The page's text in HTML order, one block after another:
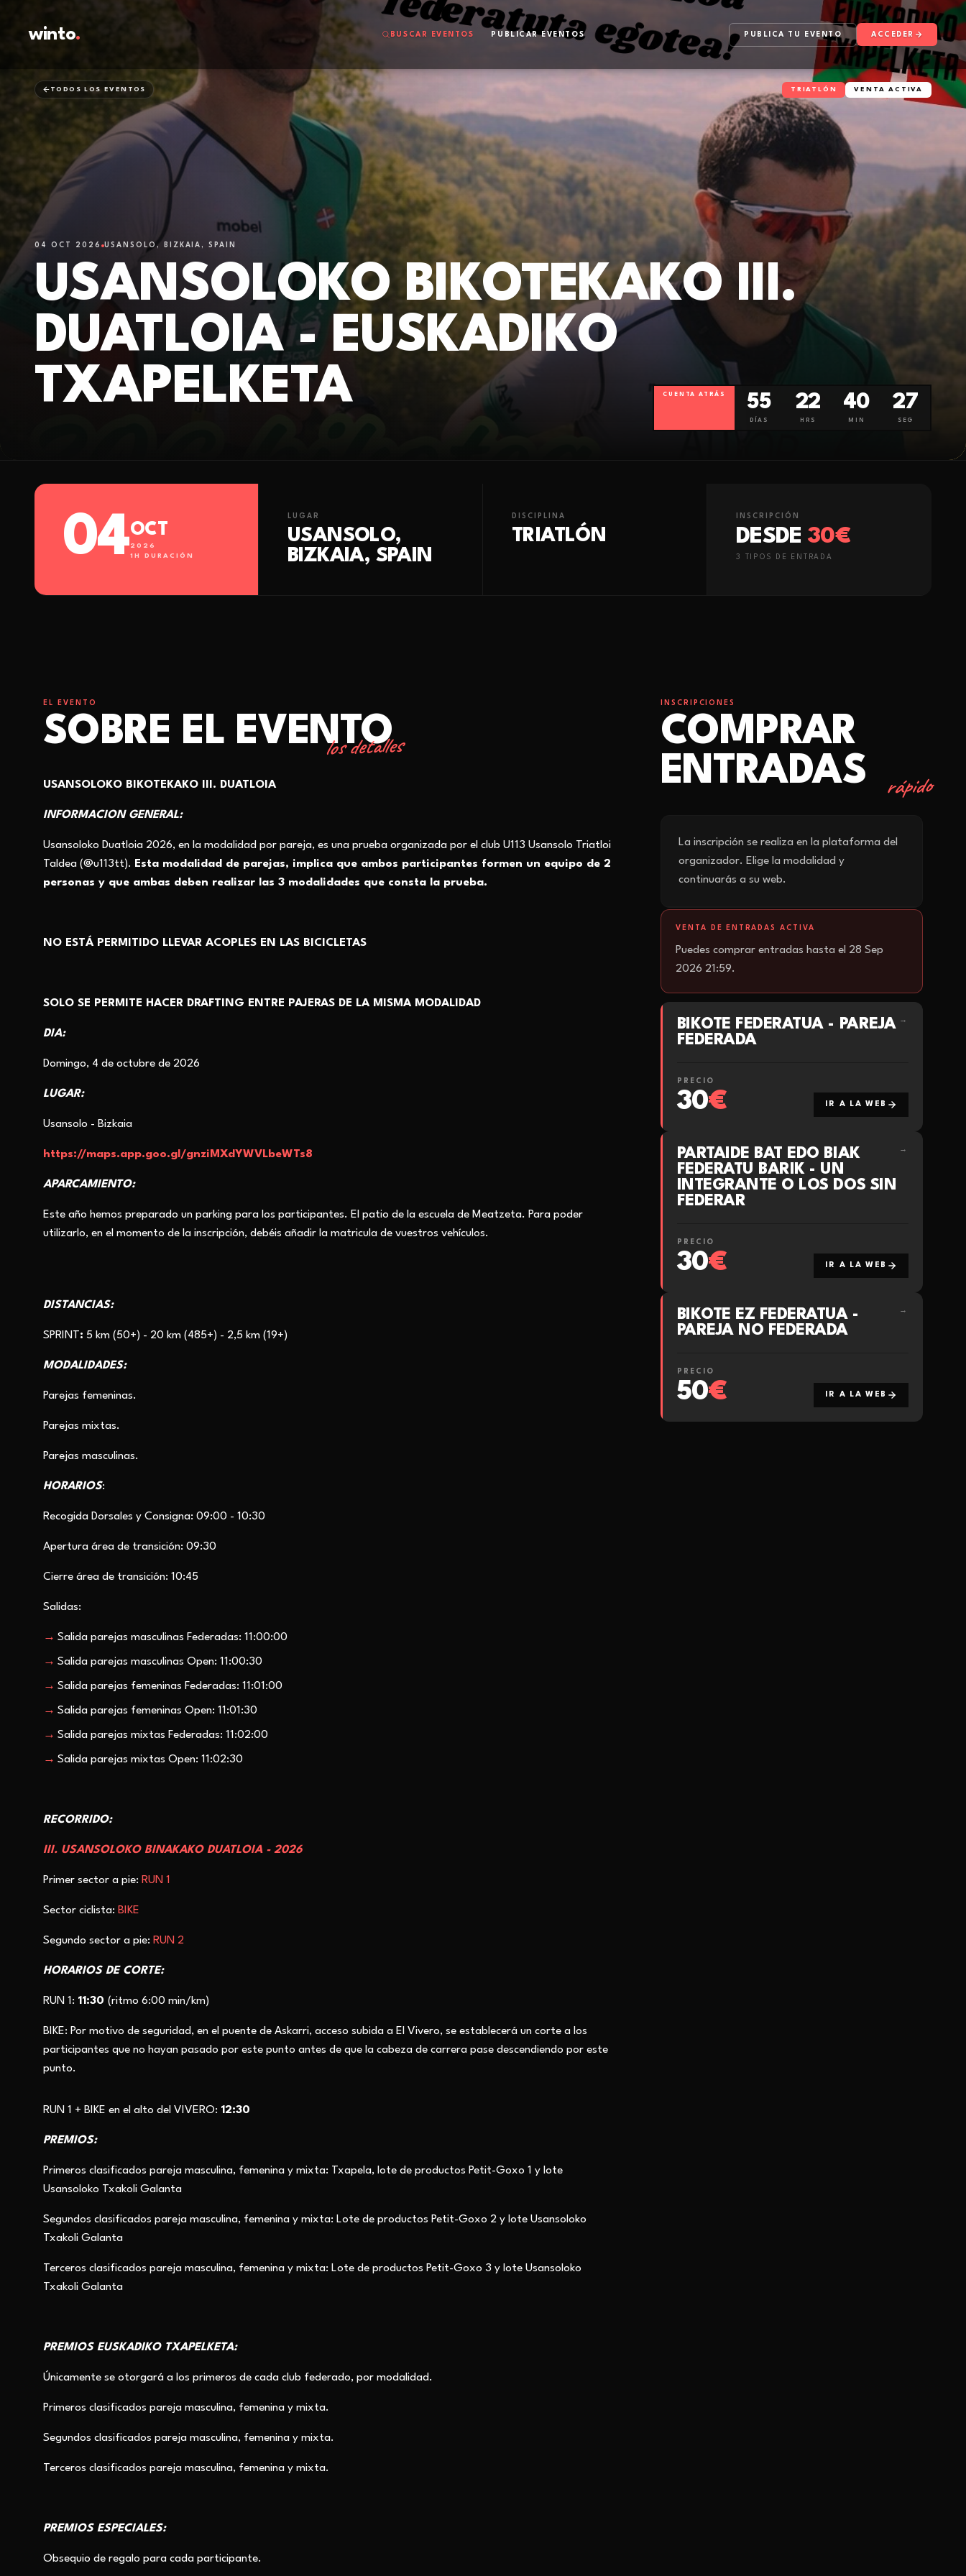
winto. BUSCAR EVENTOS PUBLICAR EVENTOS PUBLICA TU EVENTO ACCEDER
TODOS LOS EVENTOS TRIATLÓN VENTA ACTIVA
04 OCT 2026 USANSOLO, BIZKAIA, SPAIN
USANSOLOKO BIKOTEKAKO III.
DUATLOIA - EUSKADIKO
TXAPELKETA
CUENTA ATRÁS 55
DÍAS
22
HRS
40
MIN
26
SEG
04OCT
2026
1 H DURACIÓN
LUGAR
USANSOLO,
BIZKAIA, SPAIN
DISCIPLINA
TRIATLÓN
INSCRIPCIÓN
DESDE 30€
3 TIPO S DE ENTRADA
EL EVENTO
SOBRE EL EVENTO
los detalles
USANSOLOKO BIKOTEKAKO III. DUATLOIA
INFORMACION GENERAL:
Usansoloko Duatloia 2026, en la modalidad por pareja, es una prueba organizada por el club U113 Usansolo Triatloi
Taldea (@u113tt). Esta modalidad de parejas, implica que ambos participantes formen un equipo de 2
personas y que ambas deben realizar las 3 modalidades que consta la prueba.
NO ESTÁ PERMITIDO LLEVAR ACOPLES EN LAS BICICLETAS
SOLO SE PERMITE HACER DRAFTING ENTRE PAJERAS DE LA MISMA MODALIDAD
DIA:
Domingo, 4 de octubre de 2026
LUGAR:
Usansolo - Bizkaia
https://maps.app.goo.gl/gnziMXdYWVLbeWTs8
APARCAMIENTO:
Este año hemos preparado un parking para los participantes. El patio de la escuela de Meatzeta. Para poder
utilizarlo, en el momento de la inscripción, debéis añadir la matricula de vuestros vehículos.
DISTANCIAS:
SPRINT: 5 km (50+) - 20 km (485+) - 2,5 km (19+)
MODALIDADES:
Parejas femeninas.
Parejas mixtas.
Parejas masculinas.
HORARIOS:
Recogida Dorsales y Consigna: 09:00 - 10:30
Apertura área de transición: 09:30
Cierre área de transición: 10:45
Salidas:
Salida parejas masculinas Federadas: 11:00:00
Salida parejas masculinas Open: 11:00:30
Salida parejas femeninas Federadas: 11:01:00
Salida parejas femeninas Open: 11:01:30
Salida parejas mixtas Federadas: 11:02:00
Salida parejas mixtas Open: 11:02:30
RECORRIDO:
III. USANSOLOKO BINAKAKO DUATLOIA - 2026
Primer sector a pie: RUN 1
Sector ciclista: BIKE
Segundo sector a pie: RUN 2
HORARIOS DE CORTE:
RUN 1 : 11:30 (ritmo 6:00 min/km)
BIKE: Por motivo de seguridad, en el puente de Askarri, acceso subida a El Vivero, se establecerá un corte a los
participantes que no hayan pasado por este punto antes de que la cabeza de carrera pase descendiendo por este
punto.
RUN 1 + BIKE en el alto del VIVERO: 12:30
PREMIOS:
Primeros clasificados pareja masculina, femenina y mixta: Txapela, lote de productos Petit-Goxo 1 y lote
Usansoloko Txakoli Galanta
Segundos clasificados pareja masculina, femenina y mixta: Lote de productos Petit-Goxo 2 y lote Usansoloko
Txakoli Galanta
Terceros clasificados pareja masculina, femenina y mixta: Lote de productos Petit-Goxo 3 y lote Usansoloko
Txakoli Galanta
PREMIOS EUSKADIKO TXAPELKETA:
Únicamente se otorgará a los primeros de cada club federado, por modalidad.
Primeros clasificados pareja masculina, femenina y mixta.
Segundos clasificados pareja masculina, femenina y mixta.
Terceros clasificados pareja masculina, femenina y mixta.
PREMIOS ESPECIALES:
Obsequio de regalo para cada participante.
INSCRIPCIONES
COMPRAR
ENTRADAS
rápido
La inscripción se realiza en la plataforma del
organizador. Elige la modalidad y
continuarás a su web.
VENTA DE ENTRADAS ACTIVA
Puedes comprar entradas hasta el 28 Sep
2026 21:59.
BIKOTE FEDERATUA - PAREJA
FEDERADA
→
PRECIO
30€ IR A LA WEB
PARTAIDE BAT EDO BIAK
FEDERATU BARIK - UN
INTEGRANTE O LOS DOS SIN
FEDERAR
→
PRECIO
30€ IR A LA WEB
BIKOTE EZ FEDERATUA -
PAREJA NO FEDERADA
→
PRECIO
50€ IR A LA WEB